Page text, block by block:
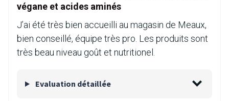
végane et acides aminés
J’ai été très bien accueilli au magasin de Meaux,
bien conseillé, équipe très pro. Les produits sont
très beau niveau goût et nutritionel.
Evaluation détaillée